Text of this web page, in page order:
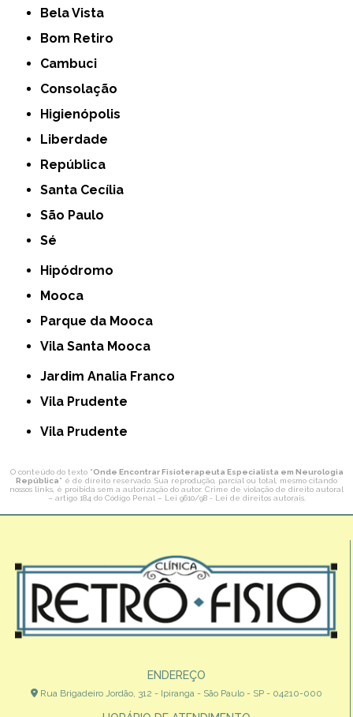
Bela Vista
Bom Retiro
Cambuci
Consolação
Higienópolis
Liberdade
República
Santa Cecília
São Paulo
Sé
Hipódromo
Mooca
Parque da Mooca
Vila Santa Mooca
Jardim Analia Franco
Vila Prudente
Vila Prudente
O conteúdo do texto "Onde Encontrar Fisioterapeuta Especialista em Neurologia
República" é de direito reservado. Sua reprodução, parcial ou total, mesmo citando
nossos links, é proibida sem a autorização do autor. Crime de violação de direito autoral
– artigo 184 do Código Penal – Lei 9610/98 - Lei de direitos autorais.
ENDEREÇO
Rua Brigadeiro Jordão, 312 - Ipiranga - São Paulo - SP - 04210-000